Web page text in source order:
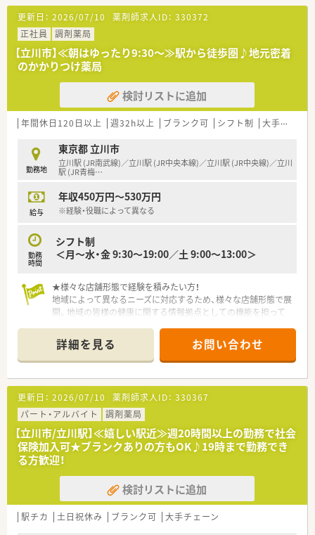
【法人特徴について】
■中央線沿線を中心に複数店舗を展開しており、地域に密着した
医療の提供を通じて患者様の健康を支えている企業です。
■調剤薬局事業だけでなく他の事業も幅広く展開しているため、
経営基盤がしっかりとしており将来性も高い法人です。
■すべての店舗がターミナル駅から近く、近隣店舗との連携やヘ
ルプ体制も整っているため安心して長く働ける環境です。
【勤務実態について】
■営業時間は毎日10時から19時30分までとなっており、朝は比
■常時3名から4名のスタッフが協力して業務を行っているた
め、一人あたりの業務負担が軽減され働きやすい環境です。
■時間外手当がしっかりと支給されるため、万が一残業が発生し
更新日： 2026/07/10 薬剤師求人ID： 330372
正社員
調剤薬局
【立川市】≪朝はゆったり9:30～≫駅から徒歩圏♪地元密着
のかかりつけ薬局
検討リストに追加
年間休日120日以上 週32h以上 ブランク可 シフト制 大手チェーン
勤務地
東京都 立川市
立川駅 (JR南武線)／立川駅 (JR中央本線)／立川駅 (JR中央線)／立川
駅 (JR青梅…
給与
年収450万円～530万円
※経験・役職によって異なる
勤務
時間
シフト制
＜月～水・金 9:30～19:00／土 9:00～13:00＞
★様々な店舗形態で経験を積みたい方！
地域によって異なるニーズに対応するため、様々な店舗形態で展
開。地域の皆様の健康に関する情報拠点としての機能を担って
などの門前に展開する大型門前型店舗、診療科目が異なる複数の
クリニックとなの花薬局が同じ敷地内に同居する医療モール型
店舗など様々な形態で展開していますので、幅広く知識や経験を
得ることができ長期的に成長ができます。
★在宅の経験を積みたい方！
なの花薬局は早くから在宅医療に取り組み、全社員が在宅医療に
関わることができる環境を構築。がん治療の副作用モニタリン
グや緩和ケア、臨床薬学・無菌調製研修なども実施されていま
す。地域の在宅医療の更なる推進を目指し、専門性を高めた薬剤
師育成の環境が用意されています。
★真のかかりつけ薬局・薬剤師を目指したい方！
一番身近な“健康の相談役”として、かかりつけ薬剤師を推進。服
薬管理はもちろん、日ごろの健康管理までトータルにサポートし
詳細を見る お問い合わせ
更新日： 2026/07/10 薬剤師求人ID： 330367
パート・アルバイト
調剤薬局
【立川市/立川駅】≪嬉しい駅近≫週20時間以上の勤務で社会
保険加入可★ブランクありの方もOK♪19時まで勤務でき
る方歓迎！
検討リストに追加
駅チカ 土日祝休み ブランク可 大手チェーン